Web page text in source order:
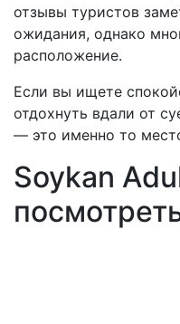
отзывы туристов
ожидания, однако
расположение.
Если вы ищете
отдохнуть вдали от
— это именно то
Soykan